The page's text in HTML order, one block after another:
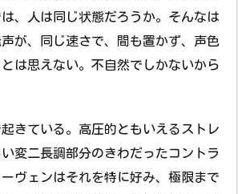
、人は同じ状態だろうか。そんなは
が、同じ速さで、間も置かず、声色
は思えない。不自然でしかないから
きている。高圧的ともいえるストレ
変二長調部分のきわだったコントラ
ヴェンはそれを特に好み、極限まで